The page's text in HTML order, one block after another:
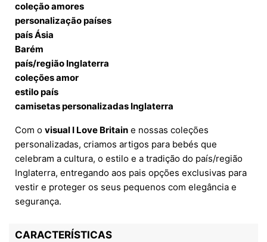
coleção amores
personalização países
país Ásia
Barém
país/região Inglaterra
coleções amor
estilo país
camisetas personalizadas Inglaterra
Com o visual I Love Britain e nossas coleções
personalizadas, criamos artigos para bebés que
celebram a cultura, o estilo e a tradição do país/região
Inglaterra, entregando aos pais opções exclusivas para
vestir e proteger os seus pequenos com elegância e
segurança.
CARACTERÍSTICAS